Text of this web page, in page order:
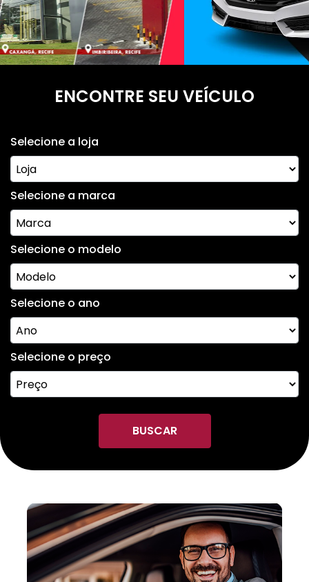
ENCONTRE SEU VEÍCULO
Selecione a loja
Selecione a marca
Selecione o modelo
Selecione o ano
Selecione o preço
BUSCAR